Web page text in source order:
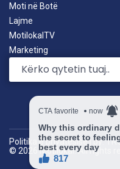
Moti në Botë
Lajme
MotilokalTV
Marketing
© 2026 Motilokal. All rights
Politika e privatësisë| by: